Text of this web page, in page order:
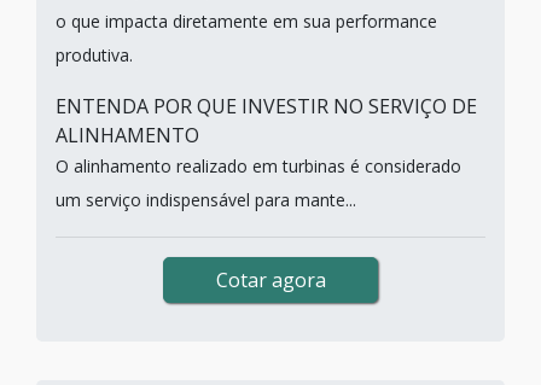
o que impacta diretamente em sua performance
produtiva.
ENTENDA POR QUE INVESTIR NO SERVIÇO DE
ALINHAMENTO
O alinhamento realizado em turbinas é considerado
um serviço indispensável para mante...
Cotar agora